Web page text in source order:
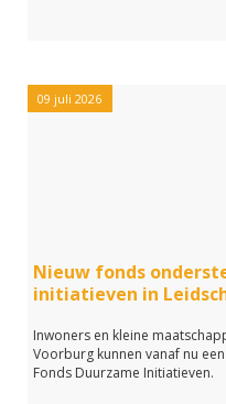
09 juli 2026
Nieuw fonds
initiatieven in
Inwoners en kleine
Voorburg kunnen vanaf nu
Fonds Duurzame Initiatieven.